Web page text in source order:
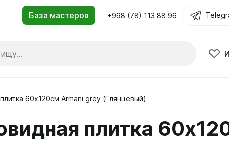
+998 (78) 113 88 96
60х120см Armani grey (Глянцевый)
плитка